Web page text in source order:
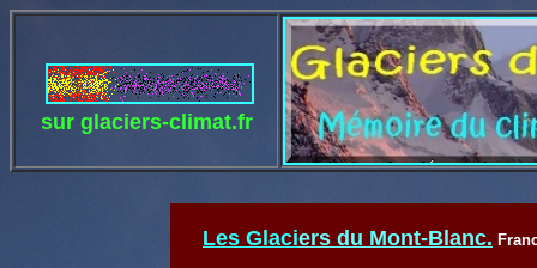
sur glaciers-climat.fr
Les Glaciers du Mont-Blanc.